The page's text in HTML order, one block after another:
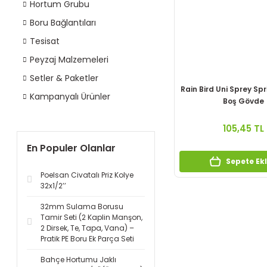
Hortum Grubu
Boru Bağlantıları
Tesisat
Peyzaj Malzemeleri
Setler & Paketler
Kampanyalı Ürünler
En Populer Olanlar
Poelsan Civatalı Priz Kolye
32x1/2’’
32mm Sulama Borusu
Tamir Seti (2 Kaplin Manşon,
2 Dirsek, Te, Tapa, Vana) –
Pratik PE Boru Ek Parça Seti
Bahçe Hortumu Jaklı
Rain Bird Uni Sprey
Boş Gövde
105,45 TL
Sepete